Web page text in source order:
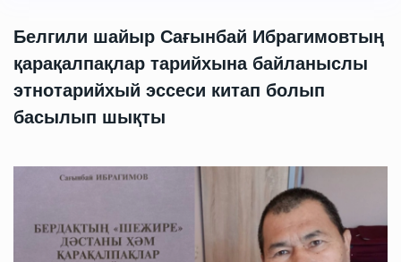
Белгили шайыр Сағынбай Ибрагимовтың
қарақалпақлар тарийхына байланыслы
этнотарийхый эссеси китап болып
басылып шықты